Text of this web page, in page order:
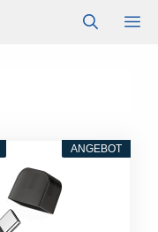
ANGEBOT